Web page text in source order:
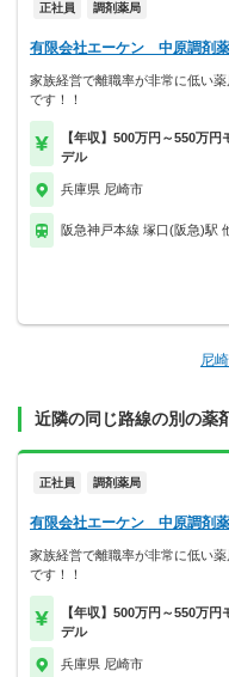
正社員 調剤薬局
有限会社エーケン 中原調剤
家族経営で離職率が非常に低い薬
です！！
【年収】500万円～550万円
デル
兵庫県 尼崎市
阪急神戸本線 塚口(阪急)駅
尼
近隣の同じ路線の別の薬
正社員 調剤薬局
有限会社エーケン 中原調剤
家族経営で離職率が非常に低い薬
です！！
【年収】500万円～550万円
デル
兵庫県 尼崎市